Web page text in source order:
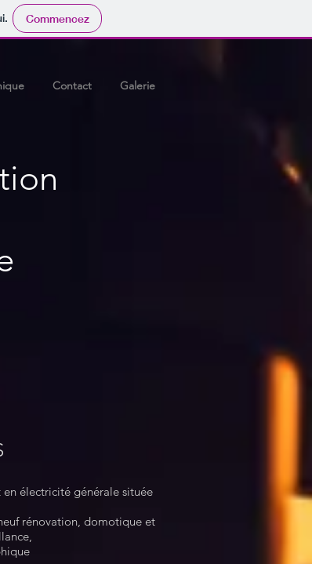
Commencez
Contact Galerie
en électricité générale située
rénovation, domotique et